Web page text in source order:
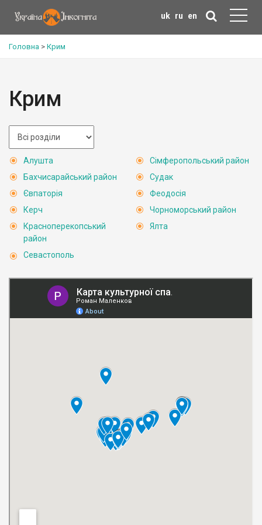
uk ru en
Головна > Крим
Крим
Алушта
Бахчисарайський район
Євпаторія
Керч
Красноперекопський
район
Севастополь
Сімферопольський район
Судак
Феодосія
Чорноморський район
Ялта